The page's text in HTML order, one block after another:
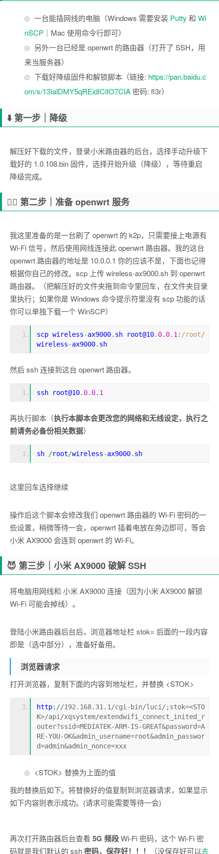
一台能插网线的电脑（Windows 需要安装 Putty 和 Wi
nSCP ｜Mac 使用命令行即可）
另外一台已经是 openwrt 的路由器（打开了 SSH，用
来当服务器）
下载好降级固件和解锁脚本（链接: https://pan.baidu.c
om/s/13IalDMY5qREidIClIO7CIA 密码: fl3r）
⬇️ 第一步｜降级
解压好下载的文件，登录小米路由器的后台，选择手动升级下
载好的 1.0.108.bin 固件，选择开始升级（降级），等待重启
降级完成。
💁‍♂️ 第二步｜准备 openwrt 服务
我这里准备的是一台刷了 openwrt 的 k2p，只需要接上电源有
Wi-Fi 信号，然后使用网线连接此 openwrt 路由器。我的这台
openwrt 路由器的地址是 10.0.0.1 你的应该不是，下面也记得
根据你自己的修改。scp 上传 wireless-ax9000.sh 到 openwrt
路由器。（把解压好的文件夹拖到命令里回车，在文件夹目录
里执行；如果你是 Windows 命令提示符里没有 scp 功能的话
你可以单独下载一个 WinSCP）
scp wireless-ax9000. sh root@10. 0.0. 1 : /root/
wireless-ax9000. sh
然后 ssh 连接到这台 openwrt 路由器。
ssh root@10. 0. 0. 1
再执行脚本（执行本脚本会更改您的网络和无线设定，执行之
前请务必备份相关数据）
sh /root/wireless-ax9000. sh
这里回车选择继续
操作后这个脚本会修改我们 openwrt 路由器的 Wi-Fi 密码的一
些设置，稍微等待一会，openwrt 插着电放在旁边即可，等会
小米 AX9000 会连到 openwrt 的 Wi-Fi。
😈 第三步｜小米 AX9000 破解 SSH
将电脑用网线和 小米 AX9000 连接（因为小米 AX9000 解锁
Wi-Fi 可能会掉线）。
登陆小米路由器后台后，浏览器地址栏 stok= 后面的一段内容
即是（选中部分），准备好备用。
浏览器请求
打开浏览器，复制下面的内容到地址栏，并替换 <STOK>
http: //192.168.31 .1 /cgi-bin/luci/ ;stok=<STO
K>/api/xqsystem/extendwifi_connect_inited_r
outer?ssid=MEDIATEK-ARM-IS-GREAT&password=A
RE-YOU-OK&admin_username=root&admin_passwor
d=admin&admin_nonce=xxx
<STOK> 替换为上面的值
我的替换后如下。将替换好的值复制到浏览器请求，如果显示
如下内容则表示成功。(请求可能需要等待一会)
再次打开路由器后台查看 5G 频段Wi-Fi 密码，这个 Wi-Fi 密
码就是我们默认的 ssh密码，保存好！！！ （没保存好可以去